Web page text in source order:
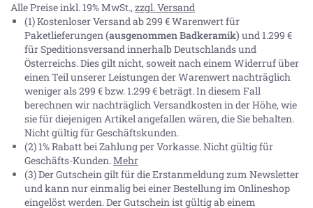
Alle Preise inkl. 19% MwSt., zzgl. Versand
(1) Kostenloser Versand ab 299 € Warenwert für
Paketlieferungen(ausgenommen Badkeramik) und 1.299 €
für Speditionsversand innerhalb Deutschlands und
Österreichs. Dies gilt nicht, soweit nach einem Widerruf über
einen Teil unserer Leistungen der Warenwert nachträglich
weniger als 299 € bzw. 1.299 € beträgt. In diesem Fall
berechnen wir nachträglich Versandkosten in der Höhe, wie
sie für diejenigen Artikel angefallen wären, die Sie behalten.
Nicht gültig für Geschäftskunden.
(2) 1% Rabatt bei Zahlung per Vorkasse. Nicht gültig für
Geschäfts-Kunden.Mehr
(3) Der Gutschein gilt für die Erstanmeldung zum Newsletter
und kann nur einmalig bei einer Bestellung im Onlineshop
eingelöst werden. Der Gutschein ist gültig ab einem